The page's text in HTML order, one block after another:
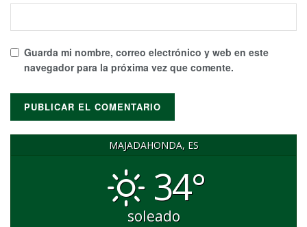
Guarda mi nombre, correo electrónico y web en este
navegador para la próxima vez que comente.
MAJADAHONDA, ES
34°
soleado